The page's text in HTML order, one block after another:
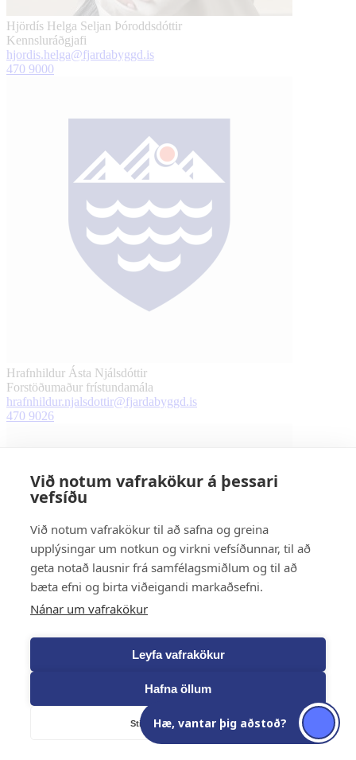
Við notum vafrakökur á þessari
vefsíðu
Við notum vafrakökur til að safna og greina
upplýsingar um notkun og virkni vefsíðunnar, til að
geta notað lausnir frá samfélagsmiðlum og til að
bæta efni og birta viðeigandi markaðsefni.
Nánar um vafrakökur
Leyfa vafrakökur
Hafna öllum
Stillingar á vafrakökum
Hjördís Helga Seljan Þóroddsdóttir
Kennsluráðgjafi
hjordis.helga@fjardabyggd.is
470 9000
Hrafnhildur Ásta Njálsdóttir
Forstöðumaður frístundamála
hrafnhildur.njalsdottir@fjardabyggd.is
470 9026
Þjónustufulltrúi skipulags- og byggingarmála
inga.runarsdottir@fjardabyggd.is
Hæ, vantar þig aðstoð?